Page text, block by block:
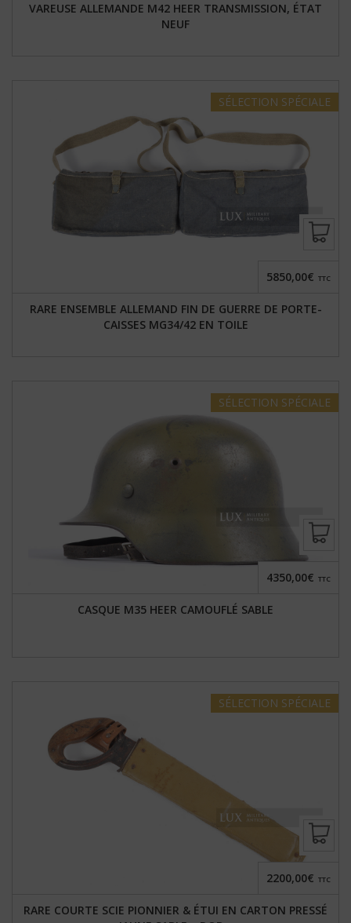
VAREUSE ALLEMANDE M42 HEER TRANSMISSION, ÉTAT
NEUF
SÉLECTION SPÉCIALE
RARE ENSEMBLE ALLEMAND FIN DE GUERRE DE PORTE-
CAISSES MG34/42 EN TOILE
5850,00€ TTC
SÉLECTION SPÉCIALE
CASQUE M35 HEER CAMOUFLÉ SABLE
4350,00€ TTC
SÉLECTION SPÉCIALE
RARE COURTE SCIE PIONNIER & ÉTUI EN CARTON PRESSÉ
2200,00€ TTC